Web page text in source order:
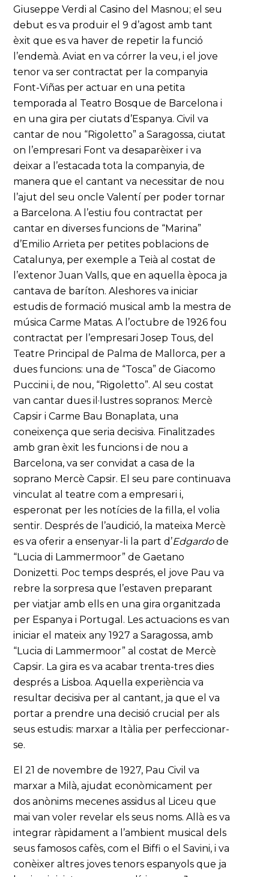
Giuseppe Verdi al Casino del Masnou; el seu
debut es va produir el 9 d’agost amb tant
èxit que es va haver de repetir la funció
l’endemà. Aviat en va córrer la veu, i el jove
tenor va ser contractat per la companyia
Font-Viñas per actuar en una petita
temporada al Teatro Bosque de Barcelona i
en una gira per ciutats d’Espanya. Civil va
cantar de nou “Rigoletto” a Saragossa, ciutat
on l’empresari Font va desaparèixer i va
deixar a l’estacada tota la companyia, de
manera que el cantant va necessitar de nou
l’ajut del seu oncle Valentí per poder tornar
a Barcelona. A l’estiu fou contractat per
cantar en diverses funcions de “Marina”
d’Emilio Arrieta per petites poblacions de
Catalunya, per exemple a Teià al costat de
l’extenor Juan Valls, que en aquella època ja
cantava de baríton. Aleshores va iniciar
estudis de formació musical amb la mestra de
música Carme Matas. A l’octubre de 1926 fou
contractat per l’empresari Josep Tous, del
Teatre Principal de Palma de Mallorca, per a
dues funcions: una de “Tosca” de Giacomo
Puccini i, de nou, “Rigoletto”. Al seu costat
van cantar dues il·lustres sopranos: Mercè
Capsir i Carme Bau Bonaplata, una
coneixença que seria decisiva. Finalitzades
amb gran èxit les funcions i de nou a
Barcelona, va ser convidat a casa de la
soprano Mercè Capsir. El seu pare continuava
vinculat al teatre com a empresari i,
esperonat per les notícies de la filla, el volia
sentir. Després de l’audició, la mateixa Mercè
es va oferir a ensenyar-li la part d’Edgardode
“Lucia di Lammermoor” de Gaetano
Donizetti. Poc temps després, el jove Pau va
rebre la sorpresa que l’estaven preparant
per viatjar amb ells en una gira organitzada
per Espanya i Portugal. Les actuacions es van
iniciar el mateix any 1927 a Saragossa, amb
“Lucia di Lammermoor” al costat de Mercè
Capsir. La gira es va acabar trenta-tres dies
després a Lisboa. Aquella experiència va
resultar decisiva per al cantant, ja que el va
portar a prendre una decisió crucial per als
seus estudis: marxar a Itàlia per perfeccionar-
se.
El 21 de novembre de 1927, Pau Civil va
marxar a Milà, ajudat econòmicament per
dos anònims mecenes assidus al Liceu que
mai van voler revelar els seus noms. Allà es va
integrar ràpidament a l’ambient musical dels
seus famosos cafès, com el Biffi o el Savini, i va
conèixer altres joves tenors espanyols que ja